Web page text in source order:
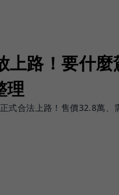
路！要什麼
理
式合法上路！售價32.8萬、